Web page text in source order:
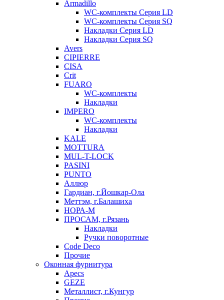
Armadillo
WC-комплекты Серия LD
WC-комплекты Серия SQ
Накладки Серия LD
Накладки Серия SQ
Avers
CIPIERRE
CISA
Crit
FUARO
WC-комплекты
Накладки
IMPERO
WC-комплекты
Накладки
KALE
MOTTURA
MUL-T-LOCK
PASINI
PUNTO
Аллюр
Гардиан, г.Йошкар-Ола
Меттэм, г.Балашиха
НОРА-М
ПРОСАМ, г.Рязань
Накладки
Ручки поворотные
Code Deco
Прочие
Оконная фурнитура
Apecs
GEZE
Металлист, г.Кунгур